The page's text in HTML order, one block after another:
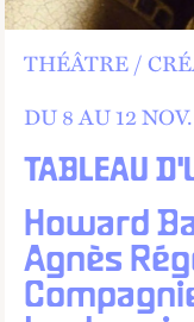
TABLEAU
Howard
Agnès
THÉÂTRE
DU 8 AU12NOV.